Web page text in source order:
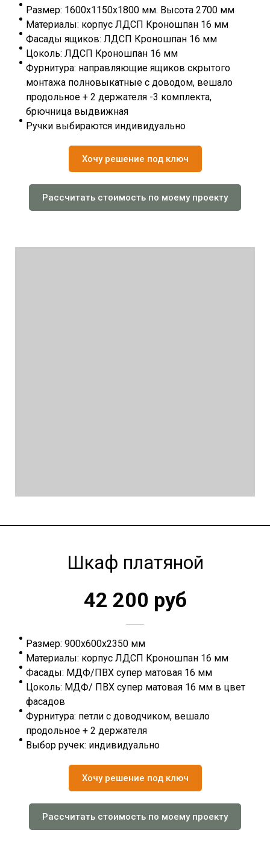
Размер: 1600х1150х1800 мм. Высота 2700 мм
Материалы: корпус ЛДСП Кроношпан 16 мм
Фасады ящиков: ЛДСП Кроношпан 16 мм
Цоколь: ЛДСП Кроношпан 16 мм
Фурнитура: направляющие ящиков скрытого
монтажа полновыкатные с доводом, вешало
продольное + 2 держателя -3 комплекта,
брючница выдвижная
Ручки выбираются индивидуально
Хочу решение под ключ
Рассчитать стоимость по моему проекту
Шкаф платяной
42 200 руб
Размер: 900х600х2350 мм
Материалы: корпус ЛДСП Кроношпан 16 мм
Фасады: МДФ/ПВХ супер матовая 16 мм
Цоколь: МДФ/ ПВХ супер матовая 16 мм в цвет
фасадов
Фурнитура: петли с доводчиком, вешало
продольное + 2 держателя
Выбор ручек: индивидуально
Хочу решение под ключ
Рассчитать стоимость по моему проекту